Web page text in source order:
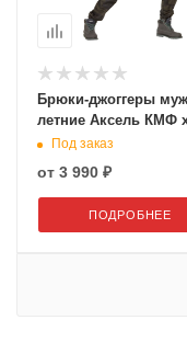
Брюки-джоггеры
летние Аксель КМФ
Под заказ
от 3 990 ₽
ПОДРОБНЕЕ